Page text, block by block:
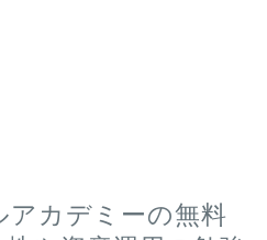
カデミーの無料